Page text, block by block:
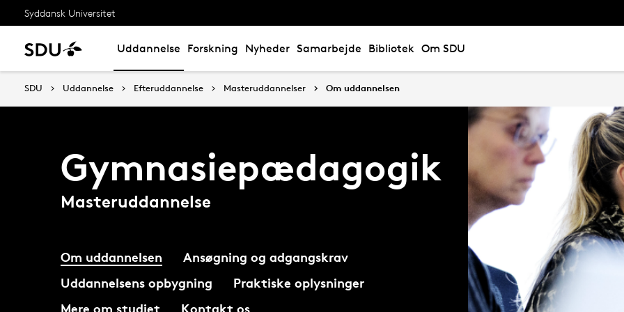
Syddansk Universitet
Uddannelse Forskning Nyheder Samarbejde Bibliotek Om SDU
SDU Uddannelse Efteruddannelse Masteruddannelser Om uddannelsen
Gymnasiepædagogik
Masteruddannelse
Om uddannelsen
Ansøgning og adgangskrav
Uddannelsens opbygning
Praktiske oplysninger
Mere om studiet
Kontakt os